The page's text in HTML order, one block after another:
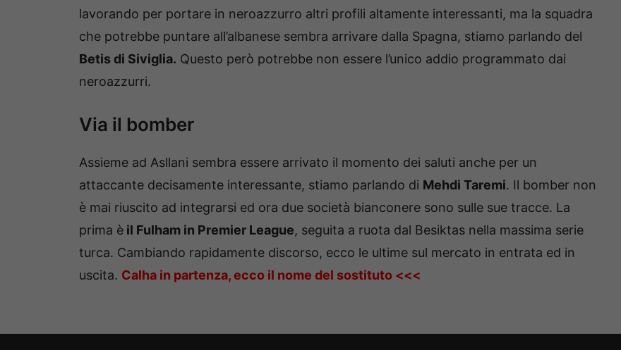
lavorando per portare in neroazzurro altri profili altamente interessanti, ma la squadra
che potrebbe puntare all’albanese sembra arrivare dalla Spagna, stiamo parlando del
Betis di Siviglia. Questo però potrebbe non essere l’unico addio programmato dai
neroazzurri.
Via il bomber
Assieme ad Asllani sembra essere arrivato il momento dei saluti anche per un
attaccante decisamente interessante, stiamo parlando di Mehdi Taremi. Il bomber non
è mai riuscito ad integrarsi ed ora due società bianconere sono sulle sue tracce. La
prima è il Fulham in Premier League, seguita a ruota dal Besiktas nella massima serie
turca. Cambiando rapidamente discorso, ecco le ultime sul mercato in entrata ed in
uscita. Calha in partenza, ecco il nome del sostituto <<<